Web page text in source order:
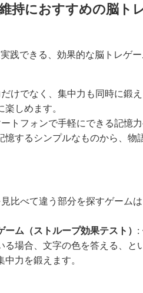
持におすすめの脳ト
践できる、効果的な脳トレゲー
けでなく、集中力も同時に鍛
しめます。
トフォンで手軽にできる記憶
憶するシンプルなものから、物
比べて違う部分を探すゲーム
ム（ストループ効果テスト） :
る場合、文字の色を答える、と
力を鍛えます。